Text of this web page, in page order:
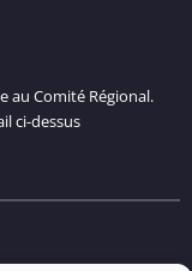
au Comité Régional.
ci-dessus